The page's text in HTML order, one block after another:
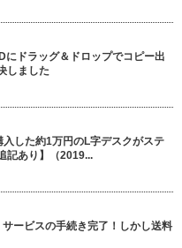
にドラッグ＆ドロップでコピー出
しました
した約1万円のL字デスクがステ
記あり】（2019...
ービスの手続き完了！しかし送料